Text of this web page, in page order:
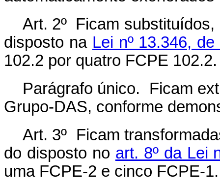
Art. 2º Ficam
disposto na Lei nº 13.346,
102.2 por quatro FCPE 102.2.
Parágrafo único. Ficam
Grupo-DAS, conforme
Art. 3º Ficam
do disposto no art. 8º da Lei
uma FCPE-2 e cinco FCPE-1.